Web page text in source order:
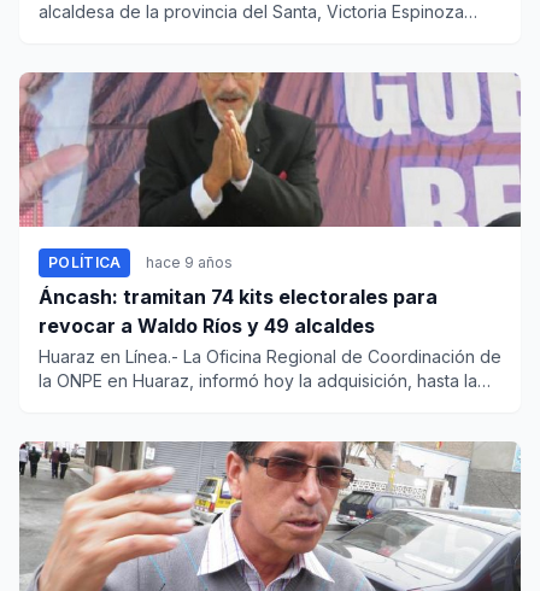
alcaldesa de la provincia del Santa, Victoria Espinoza
POLÍTICA hace 9 años
Áncash: tramitan 74 kits electorales para
revocar a Waldo Ríos y 49 alcaldes
Huaraz en Línea.- La Oficina Regional de Coordinación de
la ONPE en Huaraz, informó hoy la adquisición, hasta la